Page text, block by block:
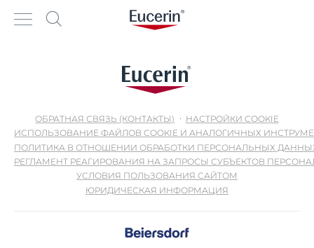
ОБРАТНАЯ СВЯЗЬ (КОНТАКТЫ)
НАСТРОЙКИ COOKIE
ИСПОЛЬЗОВАНИЕ ФАЙЛОВ COOKIE И АНАЛОГИЧНЫХ
ПОЛИТИКА В ОТНОШЕНИИ ОБРАБОТКИ ПЕРСОНАЛЬНЫХ
РЕГЛАМЕНТ РЕАГИРОВАНИЯ НА ЗАПРОСЫ СУБЪЕКТОВ
УСЛОВИЯ ПОЛЬЗОВАНИЯ САЙТОМ
ЮРИДИЧЕСКАЯ ИНФОРМАЦИЯ